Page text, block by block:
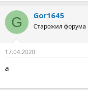
G Gor1645
Старожил форума
17.04.2020
а